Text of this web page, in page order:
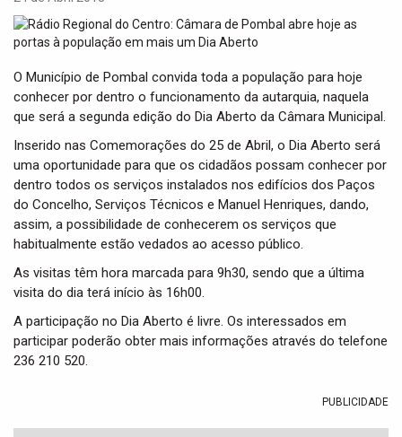
O Município de Pombal convida toda a população para hoje
conhecer por dentro o funcionamento da autarquia, naquela
que será a segunda edição do Dia Aberto da Câmara Municipal.
Inserido nas Comemorações do 25 de Abril, o Dia Aberto será
uma oportunidade para que os cidadãos possam conhecer por
dentro todos os serviços instalados nos edifícios dos Paços
do Concelho, Serviços Técnicos e Manuel Henriques, dando,
assim, a possibilidade de conhecerem os serviços que
habitualmente estão vedados ao acesso público.
As visitas têm hora marcada para 9h30, sendo que a última
visita do dia terá início às 16h00.
A participação no Dia Aberto é livre. Os interessados em
participar poderão obter mais informações através do telefone
236 210 520.
PUBLICIDADE